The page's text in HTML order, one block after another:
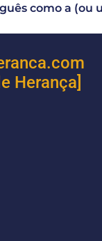
como a (ou
Herança]